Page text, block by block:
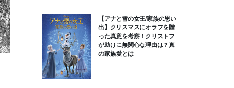
【アナと雪の女王/家族の思い
出】クリスマスにオラフを贈
った真意を考察！クリストフ
が助けに無関心な理由は？真
の家族愛とは